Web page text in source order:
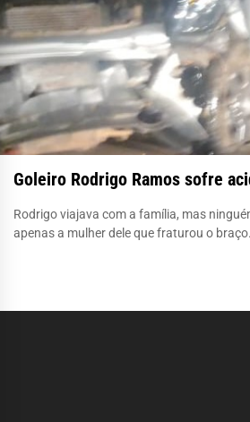
Goleiro Rodrigo Ramos sofre
Rodrigo viajava com a família, mas
apenas a mulher dele que fraturou o braço.